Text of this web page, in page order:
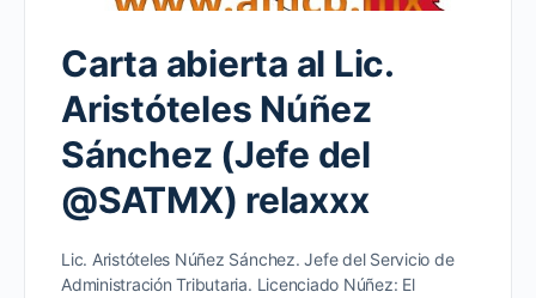
Carta abierta al Lic.
Aristóteles Núñez
Sánchez (Jefe del
@SATMX) relaxxx
Lic. Aristóteles Núñez Sánchez. Jefe del Servicio de
Administración Tributaria. Licenciado Núñez: El